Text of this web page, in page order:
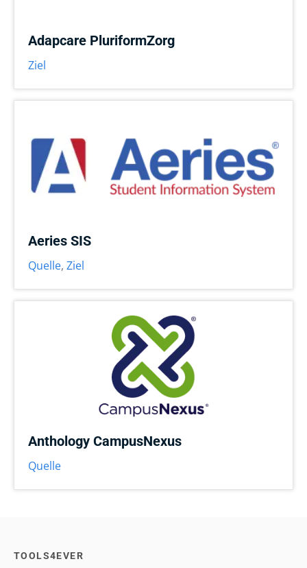
Adapcare PluriformZorg
Ziel
Aeries SIS
Quelle, Ziel
Anthology CampusNexus
Quelle
TOOLS4EVER